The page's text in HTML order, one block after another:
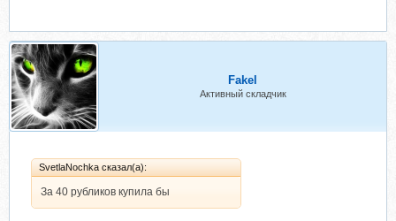
Fakel
Активный складчик
SvetlaNochka сказал(а):
За 40 рубликов купила бы